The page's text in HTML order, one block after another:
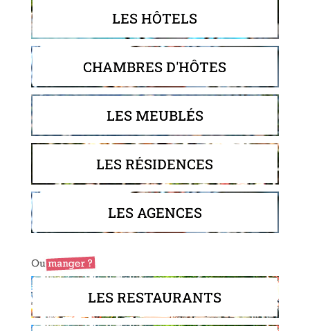
LES HÔTELS
CHAMBRES D'HÔTES
LES MEUBLÉS
LES RÉSIDENCES
LES AGENCES
LES RESTAURANTS